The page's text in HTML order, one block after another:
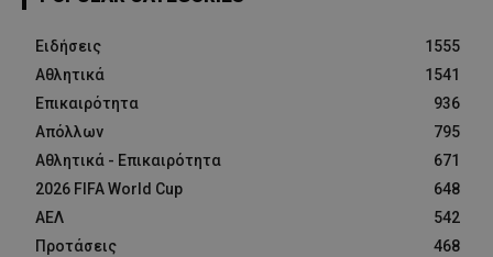
Ειδήσεις
1555
Αθλητικά
1541
Επικαιρότητα
936
Απόλλων
795
Αθλητικά - Επικαιρότητα
671
2026 FIFA World Cup
648
ΑΕΛ
542
Προτάσεις
468